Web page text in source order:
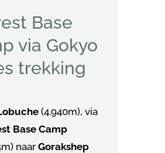
Base
via Gokyo
trekking
(4.940m), via
Base Camp
naarGorakshep